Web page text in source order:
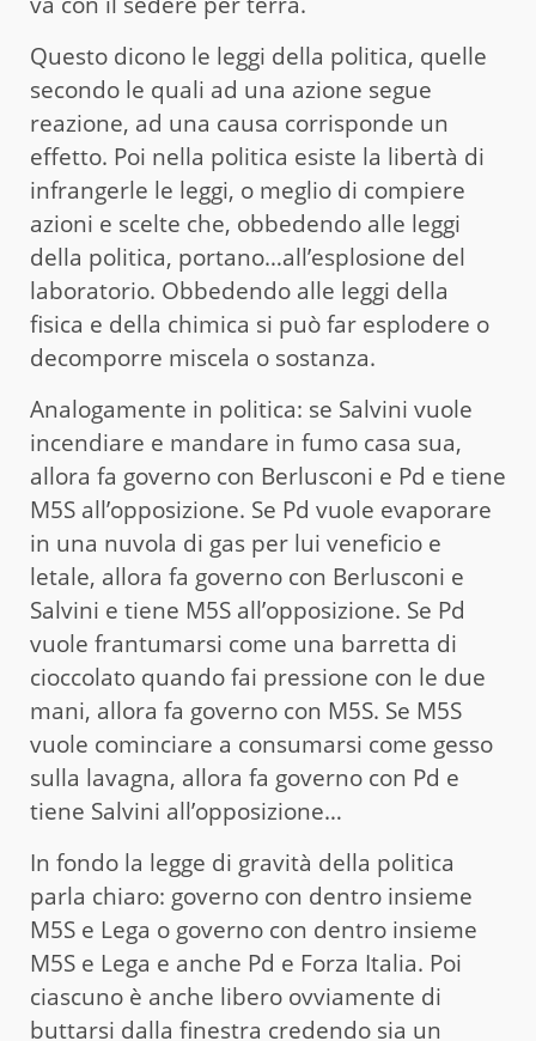
Questo dicono le leggi della politica, quelle
secondo le quali ad una azione segue
reazione, ad una causa corrisponde un
effetto. Poi nella politica esiste la libertà di
infrangerle le leggi, o meglio di compiere
azioni e scelte che, obbedendo alle leggi
della politica, portano…all’esplosione del
laboratorio. Obbedendo alle leggi della
fisica e della chimica si può far esplodere o
decomporre miscela o sostanza.
Analogamente in politica: se Salvini vuole
incendiare e mandare in fumo casa sua,
allora fa governo con Berlusconi e Pd e tiene
M5S all’opposizione. Se Pd vuole evaporare
in una nuvola di gas per lui veneficio e
letale, allora fa governo con Berlusconi e
Salvini e tiene M5S all’opposizione. Se Pd
vuole frantumarsi come una barretta di
cioccolato quando fai pressione con le due
mani, allora fa governo con M5S. Se M5S
vuole cominciare a consumarsi come gesso
sulla lavagna, allora fa governo con Pd e
tiene Salvini all’opposizione…
In fondo la legge di gravità della politica
parla chiaro: governo con dentro insieme
M5S e Lega o governo con dentro insieme
M5S e Lega e anche Pd e Forza Italia. Poi
ciascuno è anche libero ovviamente di
buttarsi dalla finestra credendo sia un